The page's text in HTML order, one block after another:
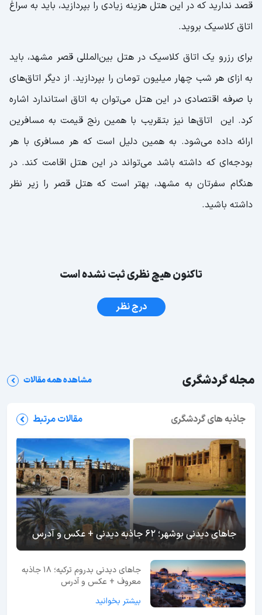
قصد ندارید که در این هتل هزینه زیادی را بپردازید، باید به سراغ
اتاق کلاسیک بروید.
برای رزرو یک اتاق کلاسیک در هتل بین‌المللی قصر مشهد، باید
به ازای هر شب چهار میلیون تومان را بپردازید. از دیگر اتاق‌های
با صرفه اقتصادی در این هتل می‌توان به اتاق استاندارد اشاره
کرد. این اتاق‌ها نیز بتقریب با همین رنج قیمت به مسافرین
ارائه داده می‌شود. به همین دلیل است که هر مسافری با هر
بودجه‌ای که داشته باشد می‌تواند در این هتل اقامت کند. در
هنگام سفرتان به مشهد، بهتر است که هتل قصر را زیر نظر
داشته باشید.
تاکنون هیچ نظری ثبت نشده است
درج نظر
مجله گردشگری مشاهده همه مقالات
جاذبه های گردشگری مقالات مرتبط
جاهای دیدنی بوشهر؛ 62 جاذبه دیدنی + عکس و آدرس
جاهای دیدنی بدروم ترکیه؛ 18 جاذبه
معروف + عکس و آدرس
بیشتر بخوانید